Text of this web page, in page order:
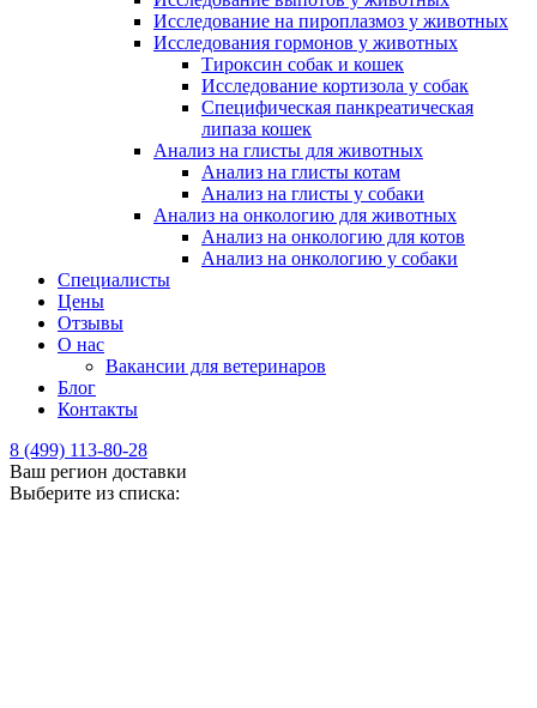
Исследование на пироплазмоз у животных
Исследования гормонов у животных
Тироксин собак и кошек
Исследование кортизола у собак
Специфическая панкреатическая
липаза кошек
Анализ на глисты для животных
Анализ на глисты котам
Анализ на глисты у собаки
Анализ на онкологию для животных
Анализ на онкологию для котов
Анализ на онкологию у собаки
Специалисты
Цены
Отзывы
О нас
Вакансии для ветеринаров
Блог
Контакты
8 (499) 113-80-28
Ваш регион доставки
Выберите из списка: